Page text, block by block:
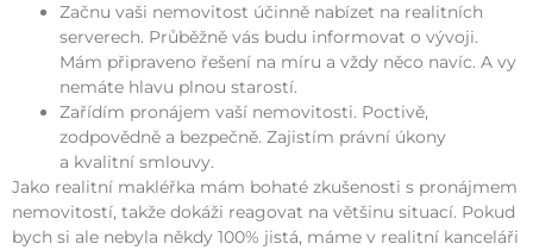
Začnu vaši nemovitost účinně nabízet na realitních
serverech. Průběžně vás budu informovat o vývoji.
Mám připraveno řešení na míru a vždy něco navíc. A vy
nemáte hlavu plnou starostí.
Zařídím pronájem vaší nemovitosti. Poctivě,
zodpovědně a bezpečně. Zajistím právní úkony
a kvalitní smlouvy.
Jako realitní makléřka mám bohaté zkušenosti s pronájmem
nemovitostí, takže dokáži reagovat na většinu situací. Pokud
bych si ale nebyla někdy 100% jistá, máme v realitní kanceláři